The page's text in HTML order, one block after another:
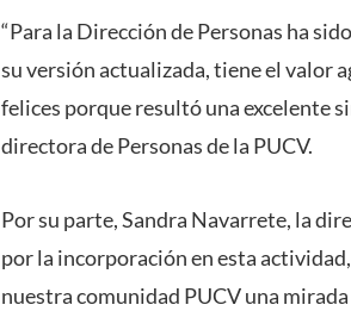
“Para la Dirección de Personas ha
su versión actualizada, tiene el valor
felices porque resultó una excelente
directora de Personas de la PUCV.
Por su parte, Sandra Navarrete, la
por la incorporación en esta
nuestra comunidad PUCV una